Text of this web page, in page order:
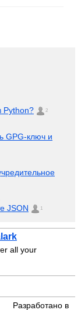
Python? 2
GPG-ключ и
JSON 1
all your
Разработано в